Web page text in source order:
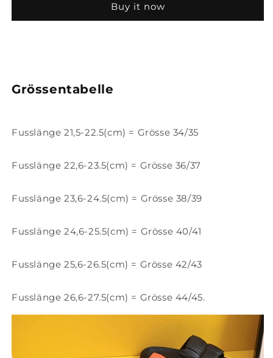
und
Rutschfeste
und
Buy it now
Grössentabelle
Fusslänge 21,5-22.5(cm) = Grösse 34/35
Fusslänge 22,6-23.5(cm) = Grösse 36/37
Fusslänge 23,6-24.5(cm) = Grösse 38/39
Fusslänge 24,6-25.5(cm) = Grösse 40/41
Fusslänge 25,6-26.5(cm) = Grösse 42/43
Fusslänge 26,6-27.5(cm) = Grösse 44/45.